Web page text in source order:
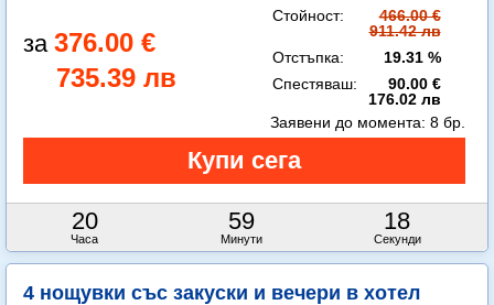
376.00 €
735.39 лв
Стойност:
466.00 €
911.42 лв
Отстъпка:
19.31 %
Спестяваш:
90.00 €
176.02 лв
20
Часа
59
Минути
16
Секунди
Заявени до момента: 8 бр.
4 нощувки със закуски и вечери в хотел